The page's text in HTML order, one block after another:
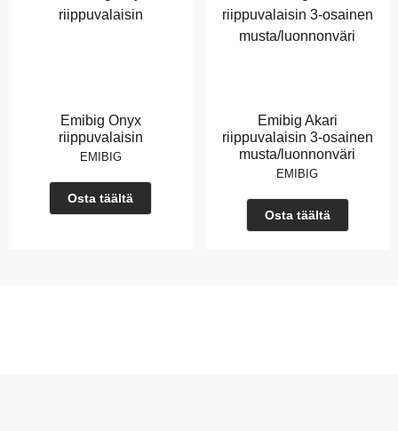
Emibig Onyx
riippuvalaisin
EMIBIG
Osta täältä
Emibig Akari
riippuvalaisin 3-osainen
musta/luonnonväri
EMIBIG
Osta täältä